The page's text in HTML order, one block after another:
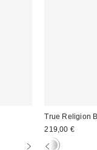
True Religion
219,00 €